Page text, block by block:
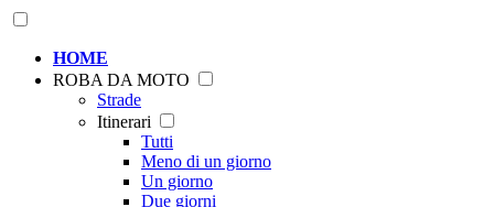
HOME
ROBA DA MOTO
Strade
Itinerari
Tutti
Meno di un giorno
Un giorno
Due giorni